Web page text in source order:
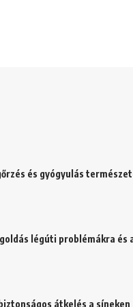
és gyógyulás
légúti problémákra és
átkelés a síneken